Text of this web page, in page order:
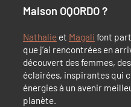
Maison OQORDO ?
Nathalieet Magali font
que j’ai rencontrées en
découvert des femmes,
éclairées, inspirantes qui
énergies à un avenir
planète.